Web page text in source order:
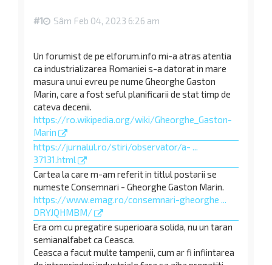
#1 Sâm Feb 04, 2023 6:26 am
Un forumist de pe elforum.info mi-a atras atentia
ca industrializarea Romaniei s-a datorat in mare
masura unui evreu pe nume Gheorghe Gaston
Marin, care a fost seful planificarii de stat timp de
cateva decenii.
https://ro.wikipedia.org/wiki/Gheorghe_Gaston-
Marin
https://jurnalul.ro/stiri/observator/a- ...
37131.html
Cartea la care m-am referit in titlul postarii se
numeste Consemnari - Gheorghe Gaston Marin.
https://www.emag.ro/consemnari-gheorghe ...
DRYJQHMBM/
Era om cu pregatire superioara solida, nu un taran
semianalfabet ca Ceasca.
Ceasca a facut multe tampenii, cum ar fi infiintarea